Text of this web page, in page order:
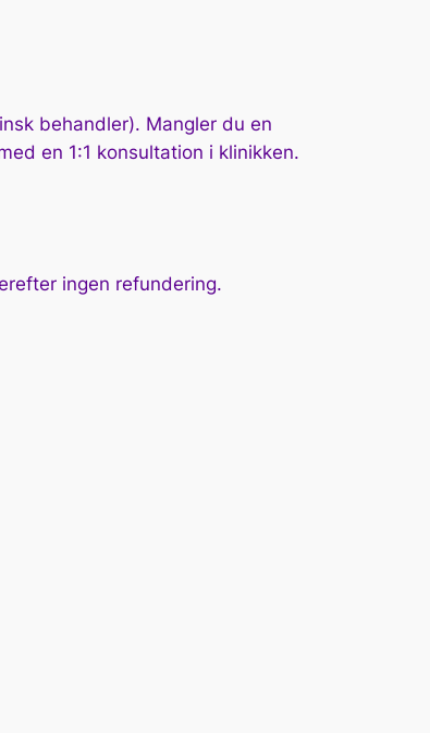
behandler). Mangler du en
en 1:1 konsultation i klinikken.
ingen refundering.